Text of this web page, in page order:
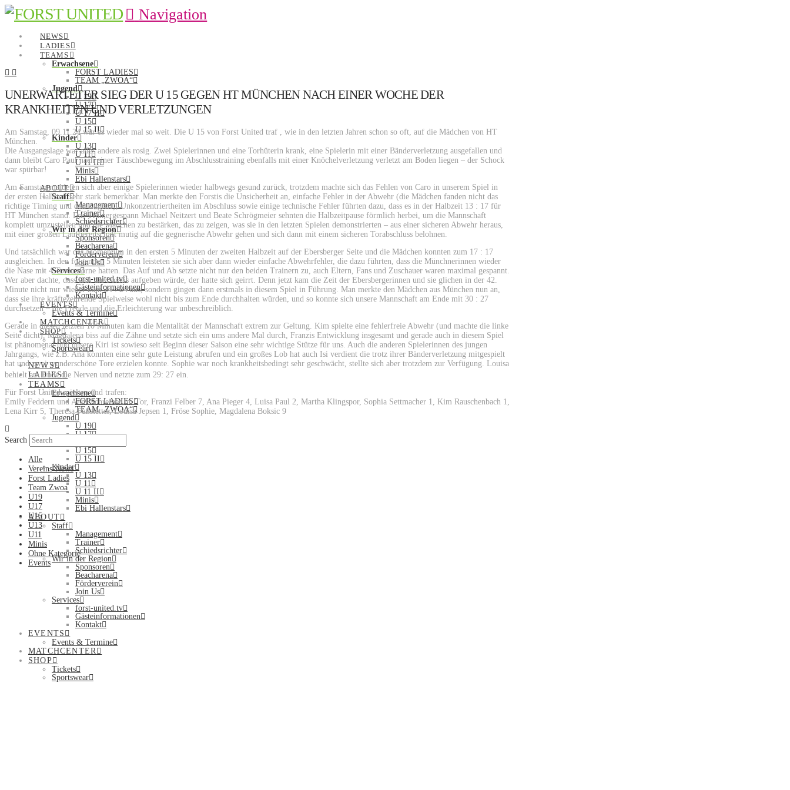
Navigation
NEWS
LADIES
TEAMS
Erwachsene
FORST LADIES
TEAM „ZWOA“
Jugend
U 19
U 17
U 17 II
U 15
U 15 II
Kinder
U 13
U 11
U 11 II
Minis
Ebi Hallenstars
ABOUT
Staff
Management
Trainer
Schiedsrichter
Wir in der Region
Sponsoren
Beacharena
Förderverein
Join Us
Services
forst-united.tv
Gästeinformationen
Kontakt
EVENTS
Events & Termine
MATCHCENTER
SHOP
Tickets
Sportswear
NEWS
LADIES
TEAMS
Erwachsene
FORST LADIES
TEAM „ZWOA“
Jugend
U 19
U 17
U 15
U 15 II
Kinder
U 13
U 11
U 11 II
Minis
Ebi Hallenstars
ABOUT
Staff
Management
Trainer
Schiedsrichter
Wir in der Region
Sponsoren
Beacharena
Förderverein
Join Us
Services
forst-united.tv
Gästeinformationen
Kontakt
EVENTS
Events & Termine
MATCHCENTER
SHOP
Tickets
Sportswear
UNERWARTETER SIEG DER U 15 GEGEN HT MÜNCHEN NACH EINER WOCHE DER
KRANKHEITEN UND VERLETZUNGEN
Am Samstag, 09.11.24 war es wieder mal so weit. Die U 15 von Forst United traf , wie in den letzten Jahren schon so oft, auf die Mädchen von HT
München.
Die Ausgangslage war alles andere als rosig. Zwei Spielerinnen und eine Torhüterin krank, eine Spielerin mit einer Bänderverletzung ausgefallen und
dann bleibt Caro Paul nach einer Täuschbewegung im Abschlusstraining ebenfalls mit einer Knöchelverletzung verletzt am Boden liegen – der Schock
war spürbar!
Am Samstag meldeten sich aber einige Spielerinnen wieder halbwegs gesund zurück, trotzdem machte sich das Fehlen von Caro in unserem Spiel in
der ersten Halbzeit sehr stark bemerkbar. Man merkte den Forstis die Unsicherheit an, einfache Fehler in der Abwehr (die Mädchen fanden nicht das
richtige Timing und den Zugriff), Unkonzentriertheiten im Abschluss sowie einige technische Fehler führten dazu, dass es in der Halbzeit 13 : 17 für
HT München stand. Das Trainergespann Michael Neitzert und Beate Schrögmeier sehnten die Halbzeitpause förmlich herbei, um die Mannschaft
komplett umzustellen und die Mädchen zu bestärken, das zu zeigen, was sie in den letzten Spielen demonstrierten – aus einer sicheren Abwehr heraus,
mit einer großen Laufbereitschaft mutig auf die gegnerische Abwehr gehen und sich dann mit einem sicheren Torabschluss belohnen.
Und tatsächlich war das Momentum in den ersten 5 Minuten der zweiten Halbzeit auf der Ebersberger Seite und die Mädchen konnten zum 17 : 17
ausgleichen. In den folgenden 5 Minuten leisteten sie sich aber dann wieder einfache Abwehrfehler, die dazu führten, dass die Münchnerinnen wieder
die Nase mit 4 Toren vorne hatten. Das Auf und Ab setzte nicht nur den beiden Trainern zu, auch Eltern, Fans und Zuschauer waren maximal gespannt.
Wer aber dachte, dass sich die Forstis aufgeben würde, der hatte sich geirrt. Denn jetzt kam die Zeit der Ebersbergerinnen und sie glichen in der 42.
Minute nicht nur wieder zum 24 : 24 aus, sondern gingen dann erstmals in diesem Spiel in Führung. Man merkte den Mädchen aus München nun an,
dass sie ihre kräftezehrende Spielweise wohl nicht bis zum Ende durchhalten würden, und so konnte sich unsere Mannschaft am Ende mit 30 : 27
durchsetzen – die Freude und die Erleichterung war unbeschreiblich.
Gerade in diesen letzten 10 Minuten kam die Mentalität der Mannschaft extrem zur Geltung. Kim spielte eine fehlerfreie Abwehr (und machte die linke
Seite dicht), Magdalena biss auf die Zähne und setzte sich ein ums andere Mal durch, Franzis Entwicklung insgesamt und gerade auch in diesem Spiel
ist phänomenal und unsere Kiri ist sowieso seit Beginn dieser Saison eine sehr wichtige Stütze für uns. Auch die anderen Spielerinnen des jungen
Jahrgangs, wie z.B. Ana konnten eine sehr gute Leistung abrufen und ein großes Lob hat auch Isi verdient die trotz ihrer Bänderverletzung mitgespielt
hat und zwei wunderschöne Tore erzielen konnte. Sophie war noch krankheitsbedingt sehr geschwächt, stellte sich aber trotzdem zur Verfügung. Louisa
behielt am Ende die Nerven und netzte zum 29: 27 ein.
Für Forst United spielten und trafen:
Emily Feddern und Anni Schreiber im Tor, Franzi Felber 7, Ana Pieger 4, Luisa Paul 2, Martha Klingspor, Sophia Settmacher 1, Kim Rauschenbach 1,
Lena Kirr 5, Theresa Fußstetter, Louisa Jepsen 1, Fröse Sophie, Magdalena Boksic 9
Search
Alle
Vereins-News
Forst Ladies
Team Zwoa
U19
U17
U15
U13
U11
Minis
Ohne Kategorie
Events